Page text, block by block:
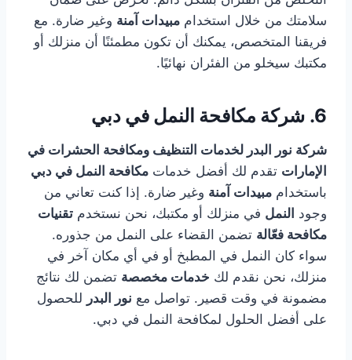
سلامتك من خلال استخدام مبيدات آمنة وغير ضارة. مع
فريقنا المتخصص، يمكنك أن تكون مطمئنًا أن منزلك أو
مكتبك سيخلو من الفئران نهائيًا.
6. شركة مكافحة النمل في دبي
شركة نور البدر لخدمات التنظيف ومكافحة الحشرات في
الإمارات تقدم لك أفضل خدمات مكافحة النمل في دبي
باستخدام مبيدات آمنة وغير ضارة. إذا كنت تعاني من
وجود النمل في منزلك أو مكتبك، نحن نستخدم تقنيات
مكافحة فعّالة تضمن القضاء على النمل من جذوره.
سواء كان النمل في المطبخ أو في أي مكان آخر في
منزلك، نحن نقدم لك خدمات مخصصة تضمن لك نتائج
مضمونة في وقت قصير. تواصل مع نور البدر للحصول
على أفضل الحلول لمكافحة النمل في دبي.